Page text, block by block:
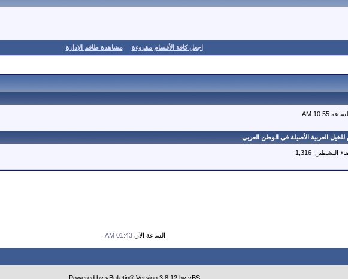
اجعل كافة الأقسام مقروءة مشاهدة طاقم الإدارة
العربية الأصيلة في الوطن العربي
النشطين: 1,316
الساعة الآن 01:43 AM